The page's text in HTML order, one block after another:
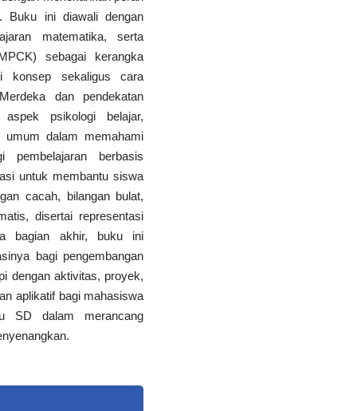
Buku ini diawali dengan
matematika, serta
sebagai kerangka
konsep sekaligus cara
dan pendekatan
psikologi belajar,
umum dalam memahami
pembelajaran berbasis
untuk membantu siswa
cacah, bilangan bulat,
disertai representasi
bagian akhir, buku ini
bagi pengembangan
dengan aktivitas, proyek,
aplikatif bagi mahasiswa
SD dalam merancang